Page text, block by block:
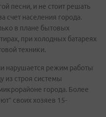
песни, и не стоит решать
счет населения города.
в плане бытовых
при холодных батареях
техники.
нарушается режим работы
из строя системы
города. Более
своих хозяев 15-